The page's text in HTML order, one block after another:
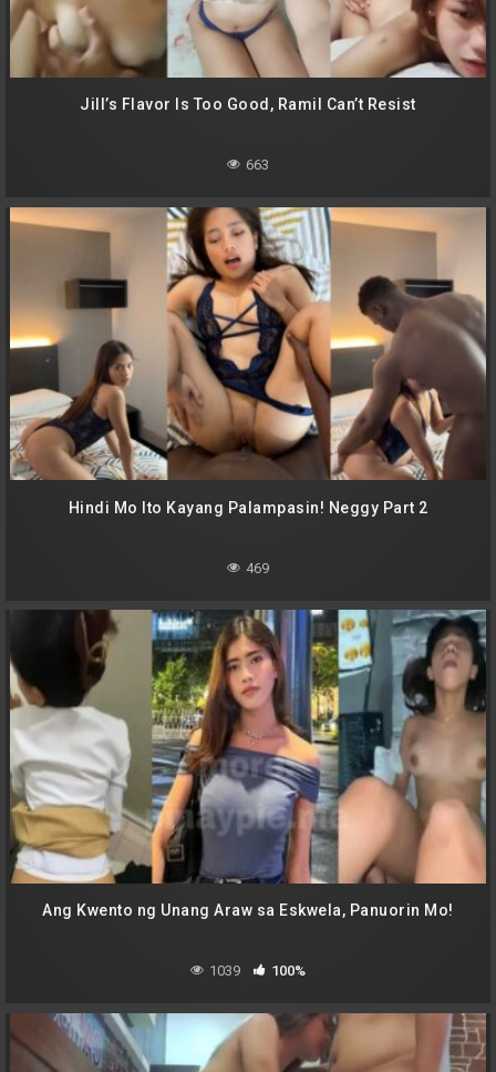
Jill’s Flavor Is Too Good, Ramil Can’t Resist
663
Hindi Mo Ito Kayang Palampasin! Neggy Part 2
469
Ang Kwento ng Unang Araw sa Eskwela, Panuorin Mo!
1039 100%